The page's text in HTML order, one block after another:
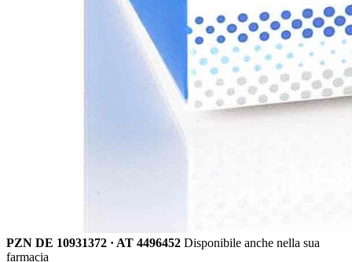
PZN DE 10931372 · AT 4496452 Disponibile anche nella sua
farmacia